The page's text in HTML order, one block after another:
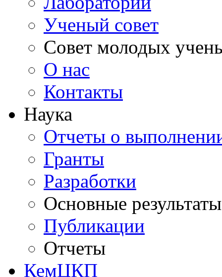
Ученый совет
Совет молодых
О нас
Контакты
Наука
Отчеты о
Гранты
Разработки
Основные результаты
Публикации
Отчеты
КемЦКП